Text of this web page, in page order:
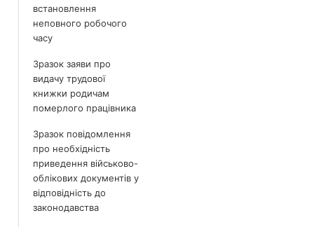
встановлення
неповного робочого
часу
Зразок заяви про
видачу трудової
книжки родичам
померлого працівника
Зразок повідомлення
про необхідність
приведення військово-
облікових документів у
відповідність до
законодавства